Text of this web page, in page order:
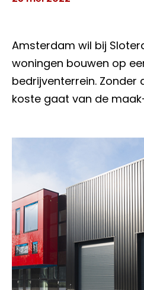
Amsterdam wil bij
woningen bouwen op
bedrijventerrein. Zonder
koste gaat van de